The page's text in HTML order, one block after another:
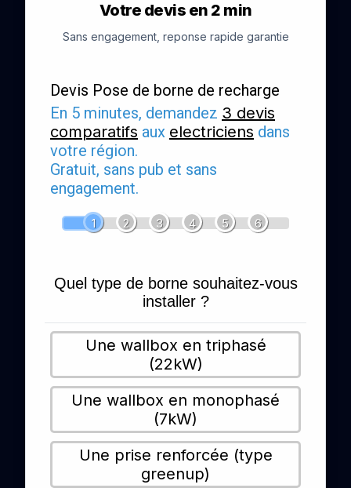
Votre devis en 2 min
Sans engagement, reponse rapide garantie
Devis Pose de borne de recharge
En 5 minutes, demandez 3 devis
comparatifs aux electriciens dans
votre région.
Gratuit, sans pub et sans
engagement.
1 2 3 4 5 6
Quel type de borne souhaitez-vous
installer ?
Une wallbox en triphasé
(22kW)
Une wallbox en monophasé
(7kW)
Une prise renforcée (type
greenup)